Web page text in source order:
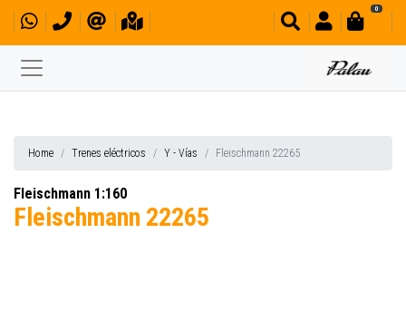
0
Home Trenes eléctricos Y - Vías Fleischmann 22265
Fleischmann 1:160
Fleischmann 22265